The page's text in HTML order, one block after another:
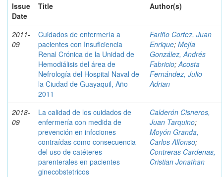
Issue
Date
Title Author(s)
2011-
09
Cuidados de enfermería a
pacientes con Insuficiencia
Renal Crónica de la Unidad de
Hemodiálisis del área de
Nefrología del Hospital Naval de
la Ciudad de Guayaquil, Año
2011
Fariño Cortez, Juan
Enrique; Mejía
González, Andrés
Fabricio; Acosta
Fernández, Julio
Adrian
2018-
09
La calidad de los cuidados de
enfermería con medida de
prevención en infcciones
contraídas como consecuencia
del uso de catéteres
parenterales en pacientes
ginecobstetricos
Calderón Cisneros,
Juan Tarquino;
Moyón Granda,
Carlos Alfonso;
Contreras Cardenas,
Cristian Jonathan